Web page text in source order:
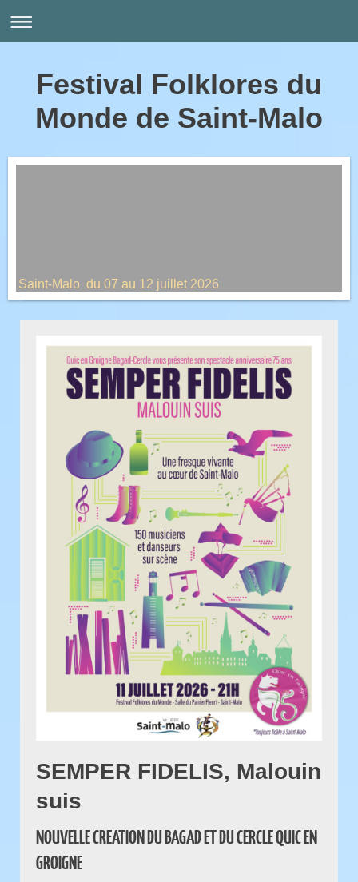
Festival Folklores du
Monde de Saint-Malo
Saint-Malo du 07 au 12 juillet 2026
SEMPER FIDELIS, Malouin
suis
NOUVELLE CREATION DU BAGAD ET DU CERCLE QUIC EN
GROIGNE